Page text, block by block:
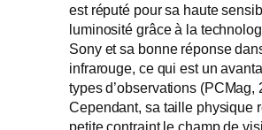
est réputé pour sa haute
luminosité grâce à la
Sony et sa bonne réponse
infrarouge, ce qui est un
types d’observations (PCMag,
Cependant, sa taille physique
petite contraint le champ de